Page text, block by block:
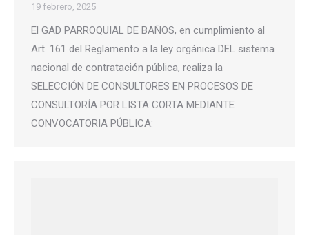
19 febrero, 2025
El GAD PARROQUIAL DE BAÑOS, en cumplimiento al
Art. 161 del Reglamento a la ley orgánica DEL sistema
nacional de contratación pública, realiza la
SELECCIÓN DE CONSULTORES EN PROCESOS DE
CONSULTORÍA POR LISTA CORTA MEDIANTE
CONVOCATORIA PÚBLICA: